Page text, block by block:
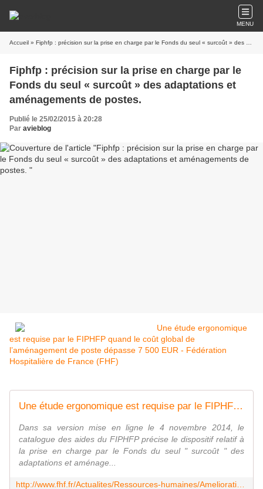
MENU
Accueil » Fiphfp : précision sur la prise en charge par le Fonds du seul « surcoût » des adaptations et aménagements de postes.
Fiphfp : précision sur la prise en charge par le
Fonds du seul « surcoût » des adaptations et
aménagements de postes.
Publié le 25/02/2015 à 20:28
Par avieblog
Une étude ergonomique
est requise par le FIPHFP quand le coût global de
l’aménagement de poste dépasse 7 500 EUR - Fédération
Hospitalière de France (FHF)
Une étude ergonomique est requise par le FIPHFP quand le coût global de l'aménagement de poste dépasse 7 500 EUR
Dans sa version mise en ligne le 4 novembre 2014, le
catalogue des aides du FIPHFP précise le dispositif relatif à
la prise en charge par le Fonds du seul " surcoût " des
adaptations et aménage...